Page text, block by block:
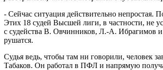
- Сейчас ситуация действительно
Этих 18 судей Высшей лиги, в частности, не
с судейства В. Овчинников, Л.-А. Ибрагимов и
рушатся.
Судья ведь, чтобы там ни говорили, человек
Табаков. Он работал в ПФЛ и напрямую